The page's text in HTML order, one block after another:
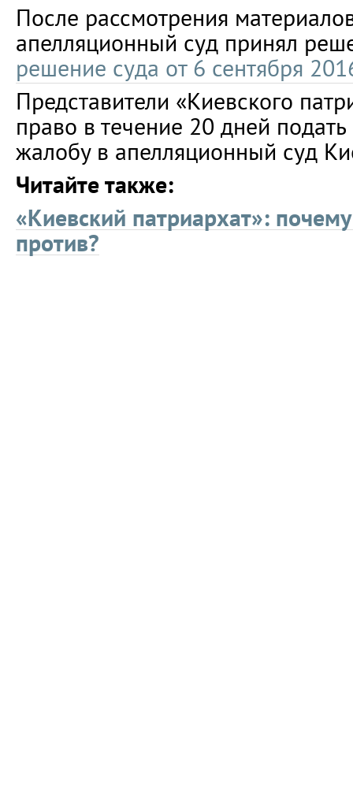
После рассмотрения
апелляционный суд принял
решение суда от 6 сентября
Представители «Киевского
право в течение 20 дней
жалобу в апелляционный суд
Читайте также:
«Киевский патриархат»:
против?